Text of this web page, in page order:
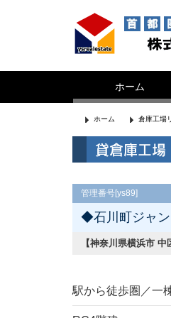
ホーム
ホーム 倉庫工場
貸倉庫工
管理番号[ys89]
◆石川町ジャン
【神奈川県横浜市 中
駅から徒歩圏／一